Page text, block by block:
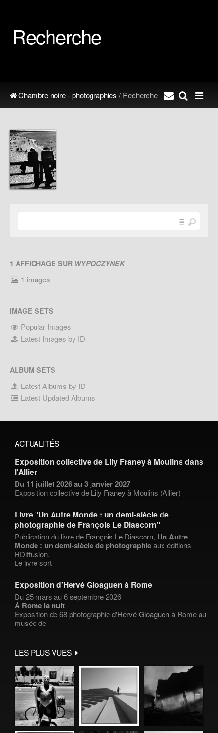
Recherche
Chambre noire - photographies / Recherche
1 AFFICHAGE SUR WYPOCZYNEK
1 images
IMAGE SETS
Popular Images
Latest Images by ID
ALBUM SETS
Latest Albums by ID
Latest Updated Albums
ACTUALITÉS
Exposition collective de Lily Franey à Moulins dans
l'Allier
Du 11 juillet 2026 au 3 janvier 2027
Exposition collective de Lily Franey à Moulins (Allier)
Livre "Un Autre Monde : un demi-siècle de
photographie de François Le Diascorn"
Publication du livre de François Le Diascorn, Un Autre
Monde : un demi-siècle de photographieaux éditions
HDiffusion.
Le livre sort
Exposition d'Hervé Gloaguen à Rome
Du 25 mars au 6 septembre 2026
À Rome la nuit
Exposition de 68 photographie d'Hervé Gloaguenà Rome au
musée de
LES PLUS VUES